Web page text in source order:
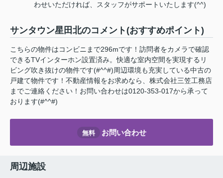
わせいただければ、スタッフがサポートいたします(^^)
サンタウン星田北のコメント(おすすめポイント)
こちらの物件はコンビニまで296mです！訪問者をカメラで確認
できるTVインターホン設置済み。快適な室内空間を実現するリ
ビング吹き抜けの物件です(#^^#)周辺環境も充実している中古の
戸建て物件です！不動産情報をお求めなら、株式会社三笠工務店
までご連絡ください！お問い合わせは0120-353-017から承って
おります(#^^#)
無料 お問い合わせ
周辺施設